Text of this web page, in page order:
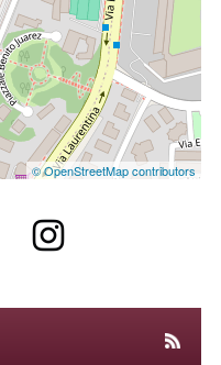
© OpenStreetMap contributors